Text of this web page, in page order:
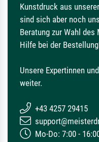
Kunstdruck aus
sind sich aber noch
Beratung zur Wahl
Hilfe bei der
Unsere Expertinnen
weiter.
+43 4257 29415
Mo-Do: 7:00 -